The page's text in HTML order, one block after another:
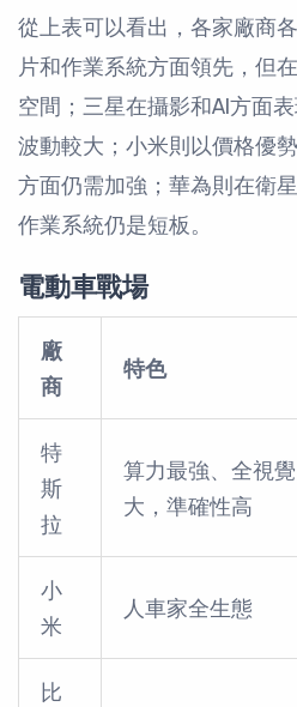
從上表可以看出，各家廠商
片和作業系統方面領先，但
空間；三星在攝影和AI方面
波動較大；小米則以價格優
方面仍需加強；華為則在衛
作業系統仍是短板。
電動車戰場
廠
商
特色
特
斯
拉
算力最強、全視
大，準確性高
小
米
人車家全生態
比